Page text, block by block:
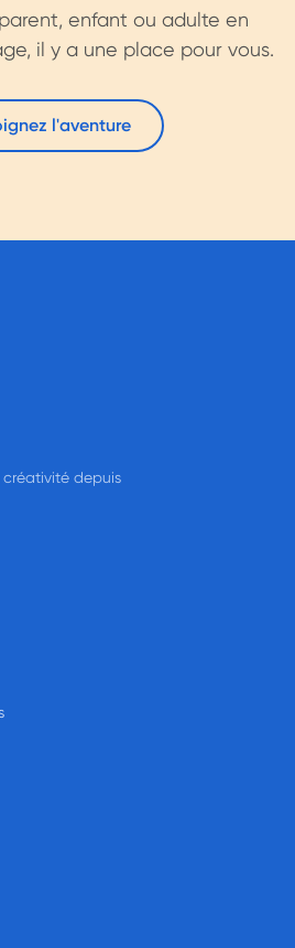
enfant ou adulte en
il y a une place pour vous.
l'aventure
créativité depuis